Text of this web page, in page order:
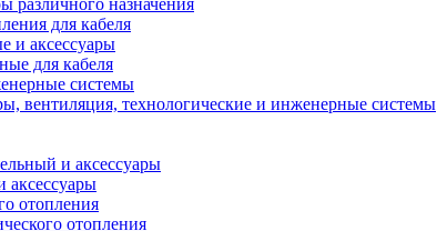
различного назначения
для кабеля
и аксессуары
для кабеля
системы
вентиляция, технологические и инженерные системы
и аксессуары
отопления
отопления